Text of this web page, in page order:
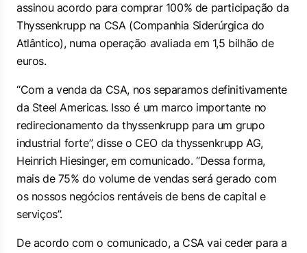
assinou acordo para comprar 100% de participação da
Thyssenkrupp na CSA (Companhia Siderúrgica do
Atlântico), numa operação avaliada em 1,5 bilhão de
euros.
“Com a venda da CSA, nos separamos definitivamente
da Steel Americas. Isso é um marco importante no
redirecionamento da thyssenkrupp para um grupo
industrial forte”, disse o CEO da thyssenkrupp AG,
Heinrich Hiesinger, em comunicado. “Dessa forma,
mais de 75% do volume de vendas será gerado com
os nossos negócios rentáveis de bens de capital e
serviços”.
De acordo com o comunicado, a CSA vai ceder para a